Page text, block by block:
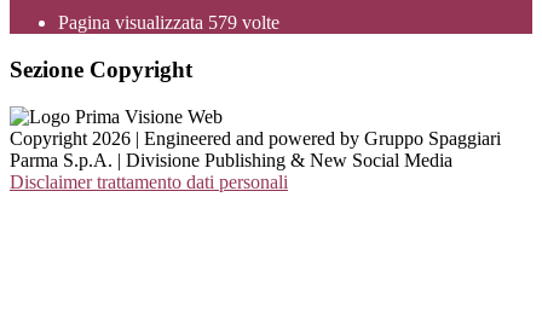
Pagina visualizzata 579 volte
Sezione Copyright
Copyright 2026 | Engineered and powered by Gruppo Spaggiari
Parma S.p.A. | Divisione Publishing & New Social Media
Disclaimer trattamento dati personali